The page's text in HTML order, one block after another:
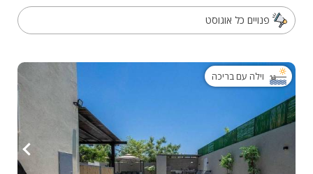
פנויים כל אוגוסט
וילה עם בריכה